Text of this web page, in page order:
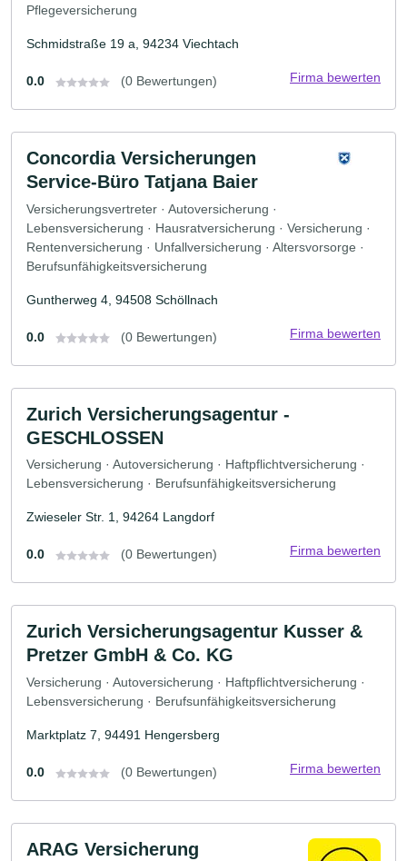
Pflegeversicherung
Schmidstraße 19 a, 94234 Viechtach
0.0 (0 Bewertungen) Firma bewerten
Concordia Versicherungen
Service-Büro Tatjana Baier
Versicherungsvertreter · Autoversicherung ·
Lebensversicherung · Hausratversicherung · Versicherung ·
Rentenversicherung · Unfallversicherung · Altersvorsorge ·
Berufsunfähigkeitsversicherung
Guntherweg 4, 94508 Schöllnach
0.0 (0 Bewertungen) Firma bewerten
Zurich Versicherungsagentur -
GESCHLOSSEN
Versicherung · Autoversicherung · Haftpflichtversicherung ·
Lebensversicherung · Berufsunfähigkeitsversicherung
Zwieseler Str. 1, 94264 Langdorf
0.0 (0 Bewertungen) Firma bewerten
Zurich Versicherungsagentur Kusser &
Pretzer GmbH & Co. KG
Versicherung · Autoversicherung · Haftpflichtversicherung ·
Lebensversicherung · Berufsunfähigkeitsversicherung
Marktplatz 7, 94491 Hengersberg
0.0 (0 Bewertungen) Firma bewerten
ARAG Versicherung